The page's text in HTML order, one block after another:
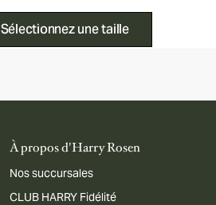
Sélectionnez une taille
À propos d'Harry Rosen
Nos succursales
CLUB HARRY Fidélité